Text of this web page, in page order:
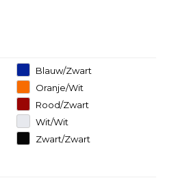
Blauw/zwart
Oranje/wit
Rood/zwart
Wit/wit
Zwart/zwart